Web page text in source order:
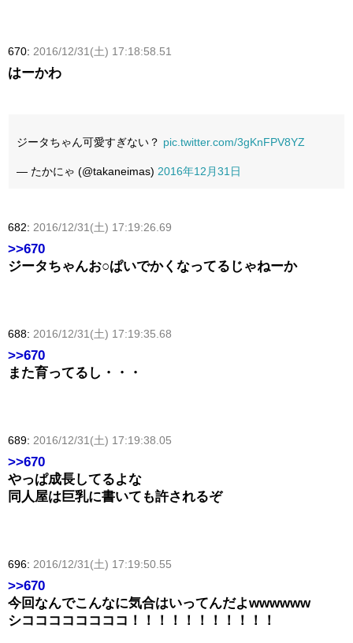
670: 2016/12/31(土) 17:18:58.51
はーかわ
ジータちゃん可愛すぎない？ pic.twitter.com/3gKnFPV8YZ
— たかにゃ (@takaneimas) 2016年12月31日
682: 2016/12/31(土) 17:19:26.69
>>670
ジータちゃんお○ぱいでかくなってるじゃねーか
688: 2016/12/31(土) 17:19:35.68
>>670
また育ってるし・・・
689: 2016/12/31(土) 17:19:38.05
>>670
やっぱ成長してるよな
同人屋は巨乳に書いても許されるぞ
696: 2016/12/31(土) 17:19:50.55
>>670
今回なんでこんなに気合はいってんだよwwwwww
シココココココココ！！！！！！！！！！！